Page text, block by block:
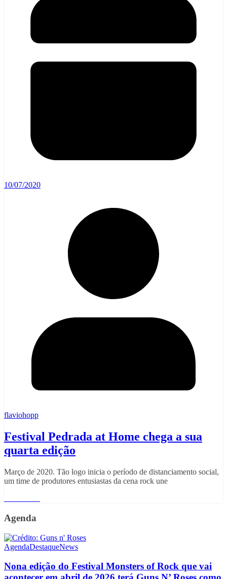
10/07/2020
flaviohopp
Festival Pedrada at Home chega a sua
quarta edição
Março de 2020. Tão logo inicia o período de distanciamento social,
um time de produtores entusiastas da cena rock une
Agenda
AgendaDestaqueNews
Nona edição do Festival Monsters of Rock que vai